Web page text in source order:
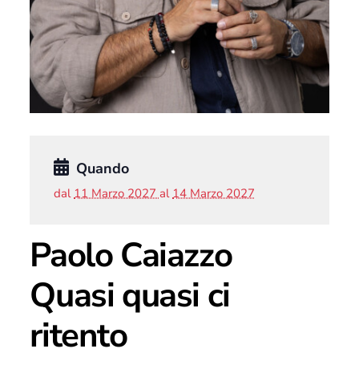
Quando
dal11 Marzo 2027al14 Marzo 2027
Paolo Caiazzo
Quasi quasi ci
ritento